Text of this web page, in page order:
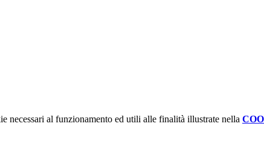
necessari al funzionamento ed utili alle finalità illustrate nella